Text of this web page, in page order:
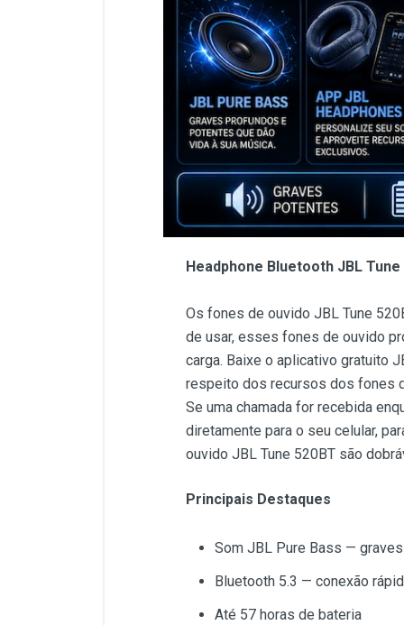
Headphone Bluetooth JBL Tune
Os fones de ouvido JBL Tune
de usar, esses fones de ouvido
carga. Baixe o aplicativo gratuito
respeito dos recursos dos fones
Se uma chamada for recebida
diretamente para o seu celular,
ouvido JBL Tune 520BT são
Principais Destaques
Som JBL Pure Bass —
Bluetooth 5.3 — conexão
Até 57 horas de bateria